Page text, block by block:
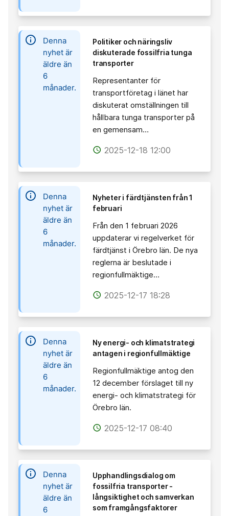
information
Denna
nyhet är
äldre än
6
månader.
Politiker och näringsliv
diskuterade fossilfria tunga
transporter
Representanter för
transportföretag i länet har
diskuterat omställningen till
hållbara tunga transporter på
en gemensam…
access_time 2025-12-18 12:00
information
Denna
nyhet är
äldre än
6
månader.
Nyheter i färdtjänsten från 1
februari
Från den 1 februari 2026
uppdaterar vi regelverket för
färdtjänst i Örebro län. De nya
reglerna är beslutade i
regionfullmäktige…
access_time 2025-12-17 18:28
information
Denna
nyhet är
äldre än
6
månader.
Ny energi- och klimatstrategi
antagen i regionfullmäktige
Regionfullmäktige antog den
12 december förslaget till ny
energi- och klimatstrategi för
Örebro län.
access_time 2025-12-17 08:40
information
Denna
nyhet är
äldre än
6
Upphandlingsdialog om
fossilfria transporter -
långsiktighet och samverkan
som framgångsfaktorer